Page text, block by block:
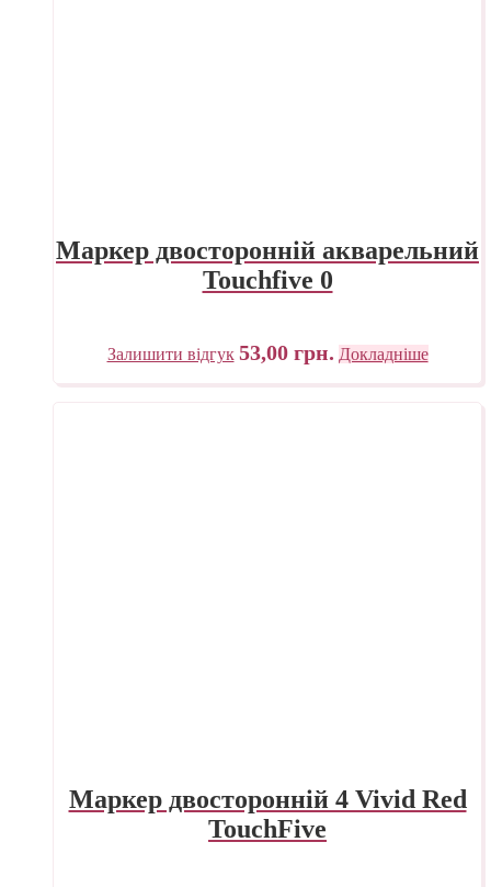
Маркер двосторонній акварельний
Touchfive 0
Залишити відгук 53,00 грн. Докладніше
Маркер двосторонній 4 Vivid Red
TouchFive